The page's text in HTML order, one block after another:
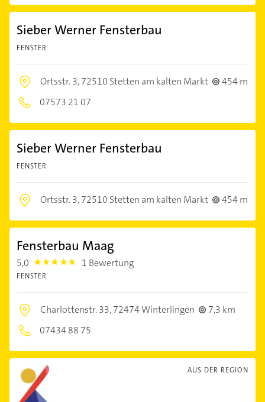
Sieber Werner Fensterbau
FENSTER
Ortsstr. 3,72510 Stetten am kalten Markt
454 m
07573 21 07
Sieber Werner Fensterbau
FENSTER
Ortsstr. 3,72510 Stetten am kalten Markt 454 m
Fensterbau Maag
5,0 5.0 1 Bewertung
FENSTER
Charlottenstr. 33,72474 Winterlingen
7,3 km
07434 88 75
AUS DER REGION